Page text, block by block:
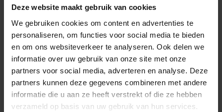
Deze website maakt gebruik van cookies
We gebruiken cookies om content en advertenties te
personaliseren, om functies voor social media te bieden
en om ons websiteverkeer te analyseren. Ook delen we
informatie over uw gebruik van onze site met onze
partners voor social media, adverteren en analyse. Deze
partners kunnen deze gegevens combineren met andere
informatie die u aan ze heeft verstrekt of die ze hebben
verzameld op basis van uw gebruik van hun services.
Demping |
Ondersteuning |